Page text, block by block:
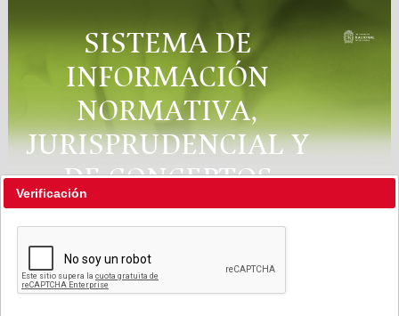
SISTEMA DE
INFORMACIÓN
NORMATIVA,
JURISPRUDENCIAL Y
DE CONCEPTOS
"RÉGIMEN LEGAL"
Verificación